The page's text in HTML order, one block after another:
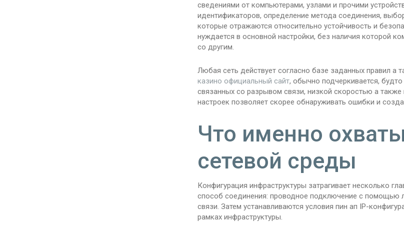
сведениями от компьютерами, узлами и прочими
идентификаторов, определение метода соединения,
которые отражаются относительно устойчивость и
нуждается в основной настройки, без наличия которой
со другим.
Любая сеть действует согласно базе заданных правил а
казино официальный сайт, обычно подчеркивается,
связанных со разрывом связи, низкой скоростью а
настроек позволяет скорее обнаруживать ошибки и
Что именно
сетевой среды
Конфигурация инфраструктуры затрагивает несколько
способ соединения: проводное подключение с
связи. Затем устанавливаются условия пин ап IP-
рамках инфраструктуры.